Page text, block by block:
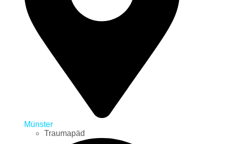
Münster
Traumapäd